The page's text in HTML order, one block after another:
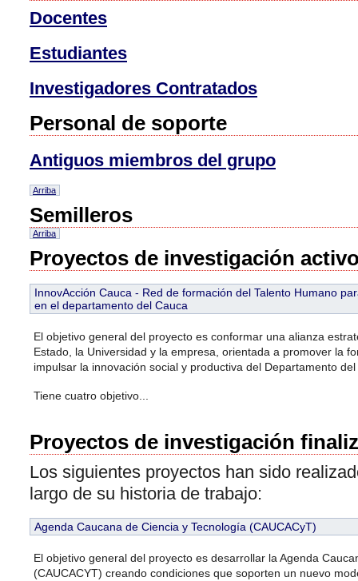
Docentes
Estudiantes
Investigadores Contratados
Personal de soporte
Antiguos miembros del grupo
Arriba
Semilleros
Arriba
Proyectos de investigación
InnovAcción Cauca - Red de formación del Talento Humano
en el departamento del Cauca
El objetivo general del proyecto es conformar una alianza
Estado, la Universidad y la empresa, orientada a promover la
impulsar la innovación social y productiva del Departamento
Tiene cuatro objetivo...
Proyectos de investigación
Los siguientes proyectos han sido
largo de su historia de trabajo:
Agenda Caucana de Ciencia y Tecnología (CAUCACyT)
El objetivo general del proyecto es desarrollar la Agenda
(CAUCACYT) creando condiciones que soporten un nuevo